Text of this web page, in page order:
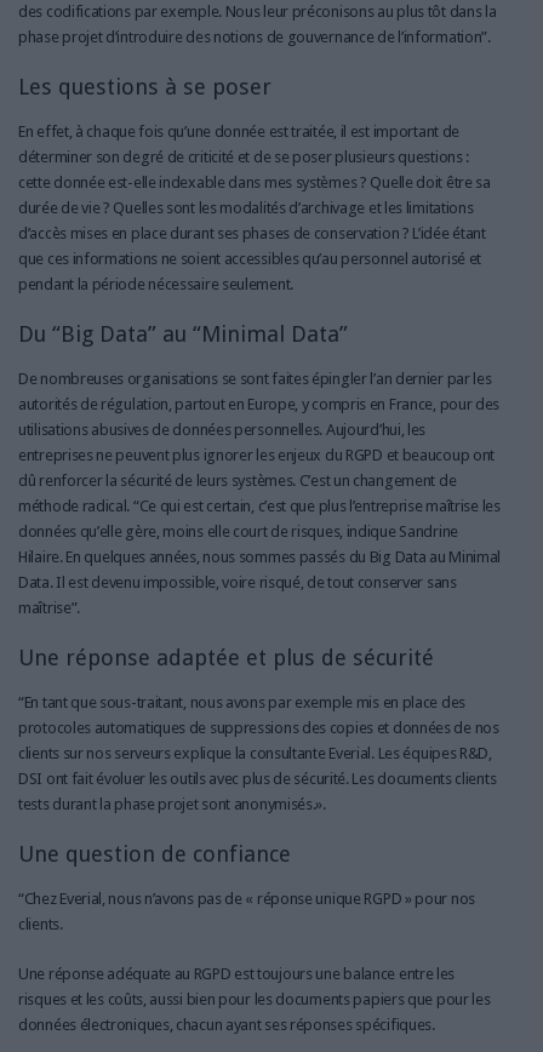
des codifications par exemple. Nous leur préconisons au plus tôt dans la
phase projet d’introduire des notions de gouvernance de l’information”.
Les questions à se poser
En effet, à chaque fois qu’une donnée est traitée, il est important de
déterminer son degré de criticité et de se poser plusieurs questions :
cette donnée est-elle indexable dans mes systèmes ? Quelle doit être sa
durée de vie ? Quelles sont les modalités d’archivage et les limitations
d’accès mises en place durant ses phases de conservation ? L’idée étant
que ces informations ne soient accessibles qu’au personnel autorisé et
pendant la période nécessaire seulement.
Du “Big Data” au “Minimal Data”
De nombreuses organisations se sont faites épingler l’an dernier par les
autorités de régulation, partout en Europe, y compris en France, pour des
utilisations abusives de données personnelles. Aujourd’hui, les
entreprises ne peuvent plus ignorer les enjeux du RGPD et beaucoup ont
dû renforcer la sécurité de leurs systèmes. C’est un changement de
méthode radical. “Ce qui est certain, c’est que plus l’entreprise maîtrise les
données qu’elle gère, moins elle court de risques, indique Sandrine
Hilaire. En quelques années, nous sommes passés du Big Data au Minimal
Data. Il est devenu impossible, voire risqué, de tout conserver sans
maîtrise”.
Une réponse adaptée et plus de sécurité
“En tant que sous-traitant, nous avons par exemple mis en place des
protocoles automatiques de suppressions des copies et données de nos
clients sur nos serveurs explique la consultante Everial. Les équipes R&D,
DSI ont fait évoluer les outils avec plus de sécurité. Les documents clients
tests durant la phase projet sont anonymisés.».
Une question de confiance
“Chez Everial, nous n’avons pas de « réponse unique RGPD » pour nos
clients.
Une réponse adéquate au RGPD est toujours une balance entre les
risques et les coûts, aussi bien pour les documents papiers que pour les
données électroniques, chacun ayant ses réponses spécifiques.